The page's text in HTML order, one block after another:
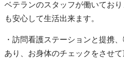
ベテランのスタッフが働いてお
も安心して生活出来ます。
・訪問看護ステーションと提携
あり、お身体のチェックをさせて